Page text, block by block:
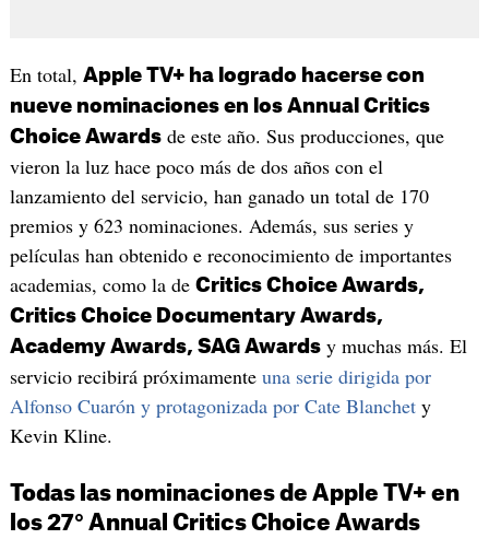
En total, Apple TV+ ha logrado hacerse con
nueve nominaciones en los Annual Critics
Choice Awardsde este año. Sus producciones, que
vieron la luz hace poco más de dos años con el
lanzamiento del servicio, han ganado un total de 170
premios y 623 nominaciones. Además, sus series y
películas han obtenido e reconocimiento de importantes
academias, como la de Critics Choice Awards,
Critics Choice Documentary Awards,
Academy Awards, SAG Awardsy muchas más. El
servicio recibirá próximamente una serie dirigida por
Alfonso Cuarón y protagonizada por Cate Blanchety
Kevin Kline.
Todas las nominaciones de Apple TV+ en
los 27° Annual Critics Choice Awards